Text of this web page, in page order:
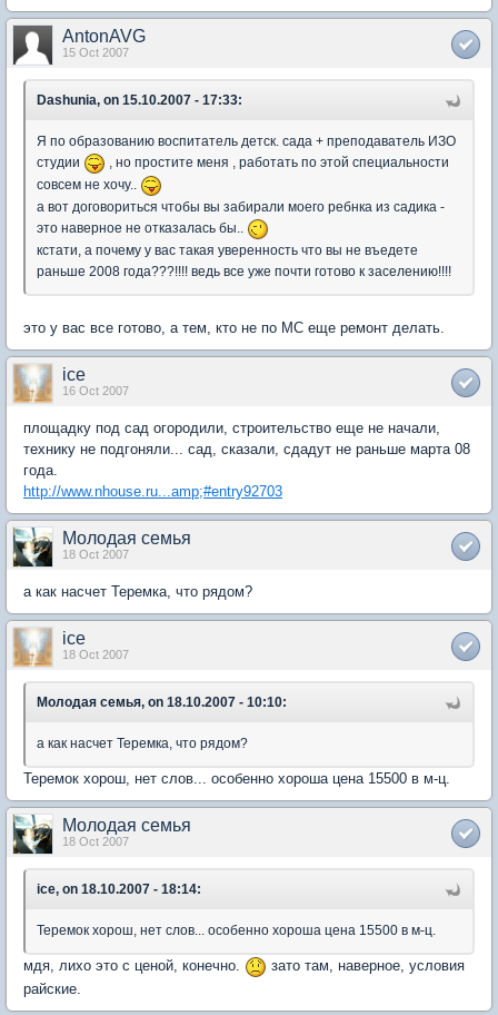
AntonAVG
15 Oct 2007
Dashunia, on 15.10.2007 - 17:33:
Я по образованию воспитатель детск. сада + преподаватель ИЗО
студии
, но простите меня , работать по этой специальности
совсем не хочу..
а вот договориться чтобы вы забирали моего ребнка из садика -
это наверное не отказалась бы..
кстати, а почему у вас такая уверенность что вы не въедете
раньше 2008 года???!!!! ведь все уже почти готово к заселению!!!!
это у вас все готово, а тем, кто не по МС еще ремонт делать.
ice
16 Oct 2007
площадку под сад огородили, строительство еще не начали,
технику не подгоняли... сад, сказали, сдадут не раньше марта 08
года.
http://www.nhouse.ru...amp;#entry92703
Молодая семья
18 Oct 2007
а как насчет Теремка, что рядом?
ice
18 Oct 2007
Молодая семья, on 18.10.2007 - 10:10:
а как насчет Теремка, что рядом?
Теремок хорош, нет слов... особенно хороша цена 15500 в м-ц.
Молодая семья
18 Oct 2007
ice, on 18.10.2007 - 18:14:
Теремок хорош, нет слов... особенно хороша цена 15500 в м-ц.
мдя, лихо это с ценой, конечно.
зато там, наверное, условия
райские.